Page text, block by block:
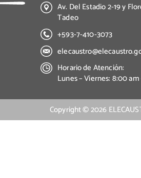
Av. Del Estadio 2-19 y
Tadeo
+593-7-410-3073
Horario de Atención:
Lunes – Viernes: 8:00
Copyright ©2026